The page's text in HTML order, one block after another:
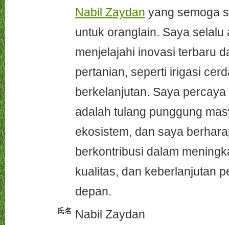
Nabil Zaydan yang semoga
untuk oranglain. Saya selalu
menjelajahi inovasi terbaru
pertanian, seperti irigasi
berkelanjutan. Saya
adalah tulang punggung
ekosistem, dan saya
berkontribusi dalam
kualitas, dan keberlanjutan
depan.
氏名 Nabil Zaydan